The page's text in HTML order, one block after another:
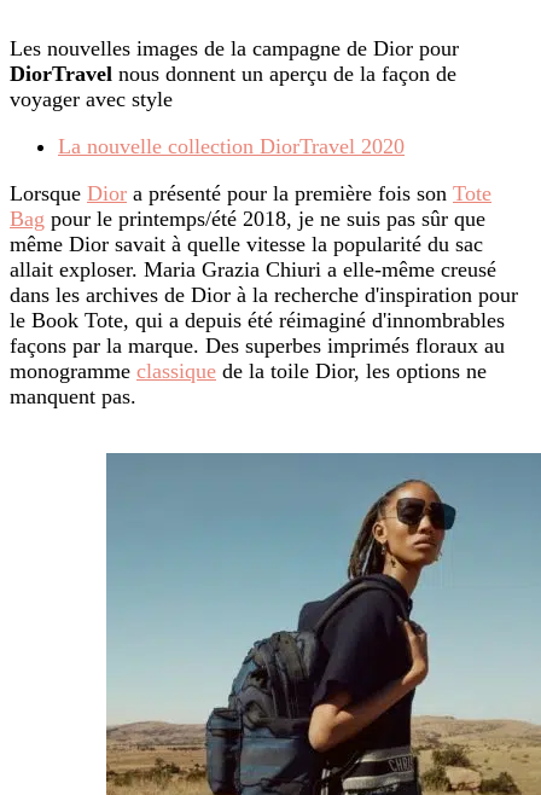
Les nouvelles images de la campagne de Dior pour
DiorTravel nous donnent un aperçu de la façon de
voyager avec style
La nouvelle collection DiorTravel 2020
Lorsque Dior a présenté pour la première fois son Tote
Bag pour le printemps/été 2018, je ne suis pas sûr que
même Dior savait à quelle vitesse la popularité du sac
allait exploser. Maria Grazia Chiuri a elle-même creusé
dans les archives de Dior à la recherche d'inspiration pour
le Book Tote, qui a depuis été réimaginé d'innombrables
façons par la marque. Des superbes imprimés floraux au
monogramme classique de la toile Dior, les options ne
manquent pas.